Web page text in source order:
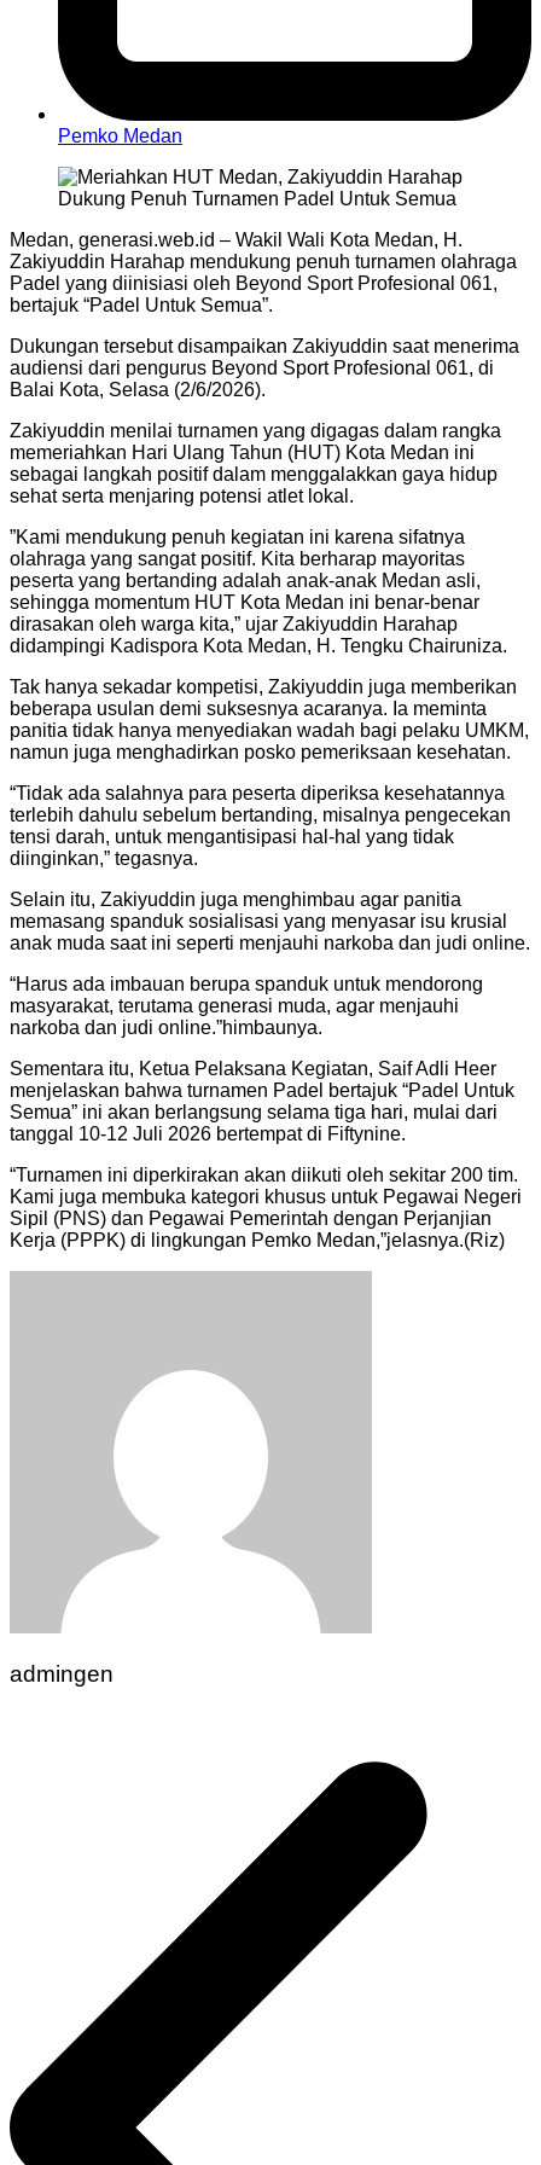
Pemko Medan
Medan, generasi.web.id – Wakil Wali Kota Medan, H.
Zakiyuddin Harahap mendukung penuh turnamen olahraga
Padel yang diinisiasi oleh Beyond Sport Profesional 061,
bertajuk “Padel Untuk Semua”.
Dukungan tersebut disampaikan Zakiyuddin saat menerima
audiensi dari pengurus Beyond Sport Profesional 061, di
Balai Kota, Selasa (2/6/2026).
Zakiyuddin menilai turnamen yang digagas dalam rangka
memeriahkan Hari Ulang Tahun (HUT) Kota Medan ini
sebagai langkah positif dalam menggalakkan gaya hidup
sehat serta menjaring potensi atlet lokal.
​”Kami mendukung penuh kegiatan ini karena sifatnya
olahraga yang sangat positif. Kita berharap mayoritas
peserta yang bertanding adalah anak-anak Medan asli,
sehingga momentum HUT Kota Medan ini benar-benar
dirasakan oleh warga kita,” ujar Zakiyuddin Harahap
didampingi Kadispora Kota Medan, H. Tengku Chairuniza.
​Tak hanya sekadar kompetisi, Zakiyuddin juga memberikan
beberapa usulan demi suksesnya acaranya. Ia meminta
panitia tidak hanya menyediakan wadah bagi pelaku UMKM,
namun juga menghadirkan posko pemeriksaan kesehatan.
“Tidak ada salahnya para peserta diperiksa kesehatannya
terlebih dahulu sebelum bertanding, misalnya pengecekan
tensi darah, untuk mengantisipasi hal-hal yang tidak
diinginkan,” tegasnya.
Selain itu, Zakiyuddin juga menghimbau agar panitia
memasang spanduk sosialisasi yang menyasar isu krusial
anak muda saat ini seperti menjauhi narkoba dan judi online.
“Harus ada imbauan berupa spanduk untuk mendorong
masyarakat, terutama generasi muda, agar menjauhi
narkoba dan judi online.”himbaunya.
​Sementara itu, Ketua Pelaksana Kegiatan, Saif Adli Heer
menjelaskan bahwa turnamen Padel bertajuk “Padel Untuk
Semua” ini akan berlangsung selama tiga hari, mulai dari
tanggal 10-12 Juli 2026 bertempat di Fiftynine.
“Turnamen ini diperkirakan akan diikuti oleh sekitar 200 tim.
Kami juga membuka kategori khusus untuk Pegawai Negeri
Sipil (PNS) dan Pegawai Pemerintah dengan Perjanjian
Kerja (PPPK) di lingkungan Pemko Medan,”jelasnya.(Riz)
admingen